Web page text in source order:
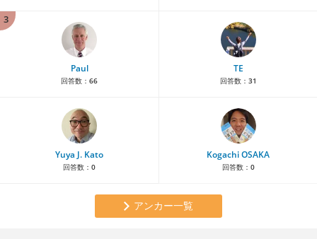
3
Paul
回答数： 66
TE
回答数： 31
Yuya J. Kato
回答数： 0
Kogachi OSAKA
回答数： 0
アンカー一覧